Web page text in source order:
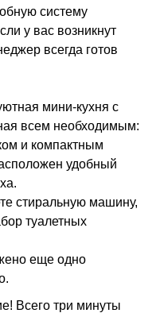
систему
у вас возникнут
всегда готов
мини-кухня с
всем необходимым:
и компактным
удобный
стиральную машину,
туалетных
еще одно
Всего три минуты